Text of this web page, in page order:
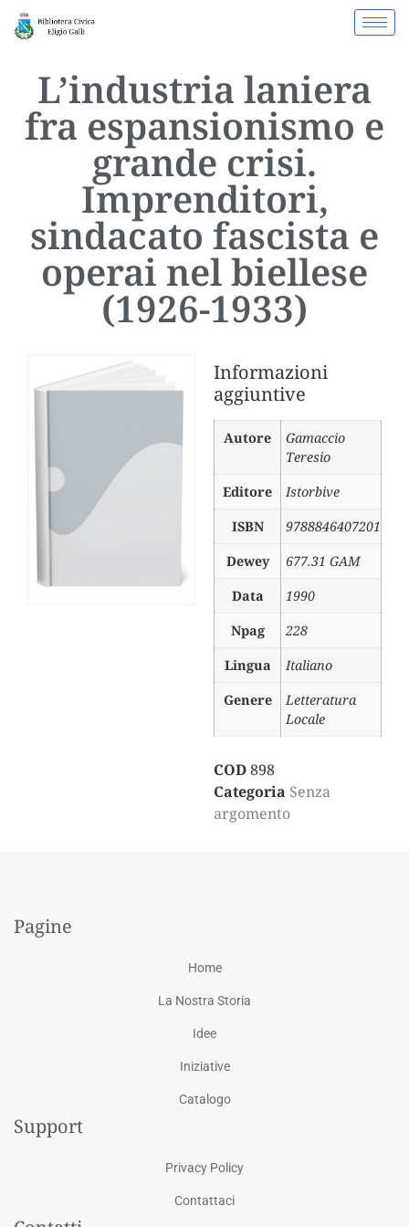
L’industria laniera
fra espansionismo e
grande crisi.
Imprenditori,
sindacato fascista e
operai nel biellese
(1926-1933)
Informazioni
aggiuntive
Autore
Gamaccio
Teresio
Editore
Istorbive
ISBN
9788846407201
Dewey
677.31 GAM
Data
1990
Npag
228
Lingua
Italiano
Genere
Letteratura
Locale
COD898
Categoria Senza
argomento
Pagine
Home
La Nostra Storia
Idee
Iniziative
Catalogo
Support
Privacy Policy
Contattaci